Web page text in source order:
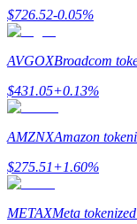
$726.52-0.05%
AVGOXBroadcom
$431.05+0.13%
AMZNXAmazon
$275.51+1.60%
METAXMeta